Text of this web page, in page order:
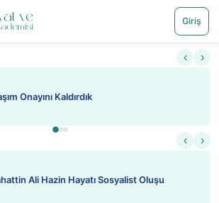
Giriş
‹ ›
Onayını Kaldırdık
‹ ›
Ali Hazin Hayatı Sosyalist Oluşu